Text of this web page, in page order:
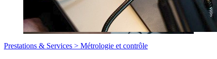
Prestations & Services > Métrologie et contrôle